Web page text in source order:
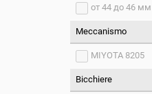
от 44 до 46 мм
Meccanismo
MIYOTA 8205
Bicchiere